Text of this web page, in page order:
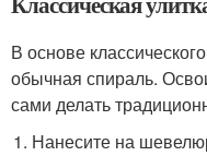
В основе
обычная спираль.
сами делать
Нанесите на